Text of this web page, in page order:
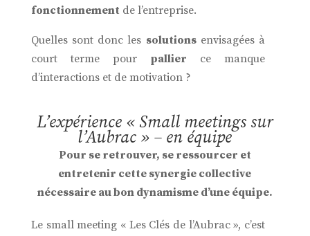
fonctionnement de l’entreprise.
Quelles sont donc les solutionsenvisagées à
court terme pour pallier ce manque
d’interactions et de motivation ?
L’expérience « Small meetings sur
l’Aubrac » – en équipe
Pour se retrouver, se ressourcer et
entretenir cette synergie collective
nécessaire au bon dynamisme d’une équipe.
Le small meeting « Les Clés de l’Aubrac », c’est